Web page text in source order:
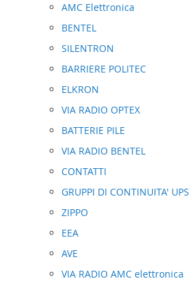
AMC Elettronica
BENTEL
SILENTRON
BARRIERE POLITEC
ELKRON
VIA RADIO OPTEX
BATTERIE PILE
VIA RADIO BENTEL
CONTATTI
GRUPPI DI CONTINUITA' UPS
ZIPPO
EEA
AVE
VIA RADIO AMC elettronica